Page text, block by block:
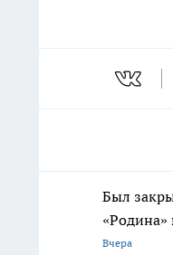
Был
«Родина»
Вчера